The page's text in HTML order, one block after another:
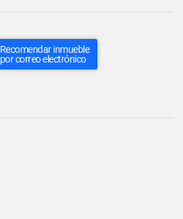
Recomendar inmueble
por correo electrónico